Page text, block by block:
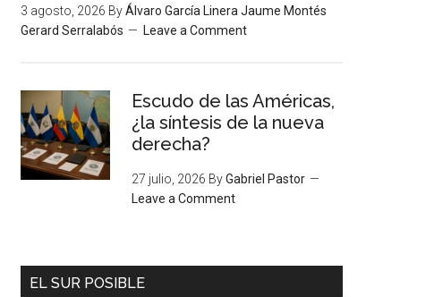
3 agosto, 2026 ByÁlvaro García Linera Jaume Montés
Gerard Serralabós
Leave a Comment
Escudo de las Américas,
¿la síntesis de la nueva
derecha?
27 julio, 2026 ByGabriel Pastor
Leave a Comment
EL SUR POSIBLE